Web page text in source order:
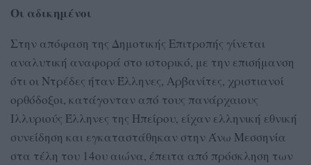
Οι αδικημένοι
Στην απόφαση της Δημοτικής Επιτροπής γίνεται
αναλυτική αναφορά στο ιστορικό, με την επισήμανση
ότι οι Ντρέδες ήταν Έλληνες, Αρβανίτες, χριστιανοί
ορθόδοξοι, κατάγονταν από τους πανάρχαιους
Ιλλυριούς Έλληνες της Ηπείρου, είχαν ελληνική εθνική
συνείδηση και εγκαταστάθηκαν στην Άνω Μεσσηνία
στα τέλη του 14ου αιώνα, έπειτα από πρόσκληση των